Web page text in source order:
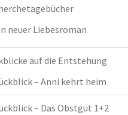
neuer Liebesroman
auf die Entstehung
– Anni kehrt heim
– Das Obstgut 1+2